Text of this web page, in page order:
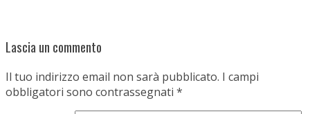
Lascia un commento
Il tuo indirizzo email non sarà pubblicato. I campi
obbligatori sono contrassegnati *